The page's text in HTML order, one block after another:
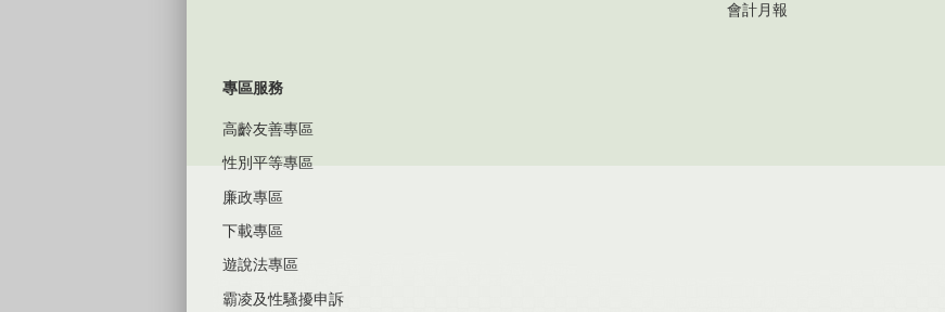
會計月報
專區服務
高齡友善專區
性別平等專區
廉政專區
下載專區
遊說法專區
霸凌及性騷擾申訴